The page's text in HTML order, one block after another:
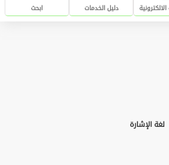
دليل الخدمات ابحث
لغة الإشارة